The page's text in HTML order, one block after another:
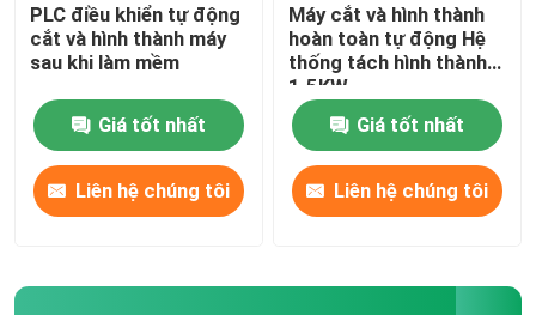
PLC điều khiển tự động
cắt và hình thành máy
sau khi làm mềm
Giá tốt nhất
Liên hệ chúng tôi
Máy cắt và hình thành
hoàn toàn tự động Hệ
thống tách hình thành
1.5KW
Giá tốt nhất
Liên hệ chúng tôi